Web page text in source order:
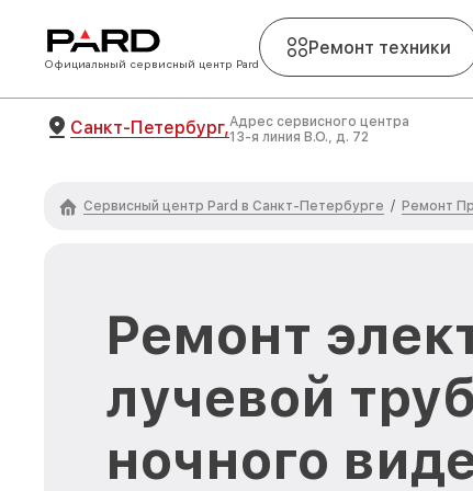
Официальный сервисный центр Pard
Ремонт техники
Санкт-Петербург,Адрес сервисного центра
13-я линия В.О., д. 72
Сервисный центр Pard в Санкт-Петербурге / Ремонт
Ремонт
лучевой
ночного